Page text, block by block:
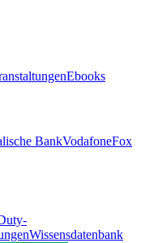
Ebooks
BankVodafoneFox
Wissensdatenbank